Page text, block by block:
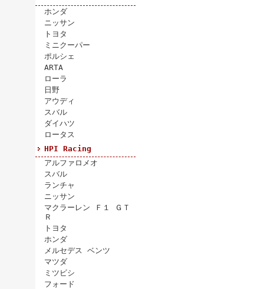
ホンダ
ニッサン
トヨタ
ミニクーパー
ポルシェ
ARTA
ローラ
日野
アウディ
スバル
ダイハツ
ロータス
HPI Racing
アルファロメオ
スバル
ランチャ
ニッサン
マクラーレン Ｆ１ ＧＴ
Ｒ
トヨタ
ホンダ
メルセデス ベンツ
マツダ
ミツビシ
フォード